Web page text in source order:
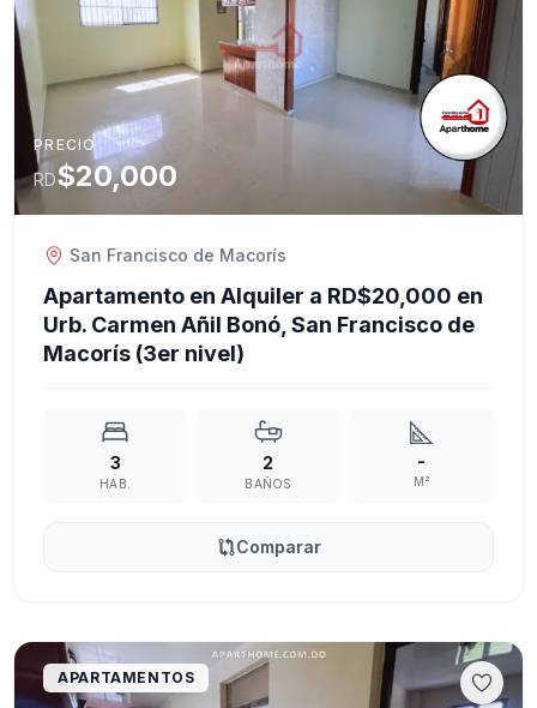
PRECIO
RD$20,000
San Francisco de Macorís
Apartamento en Alquiler a RD$20,000 en
Urb. Carmen Añil Bonó, San Francisco de
Macorís (3er nivel)
3
HAB.
2
BAÑOS
-
M²
Comparar
APARTAMENTOS